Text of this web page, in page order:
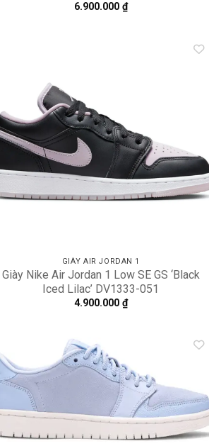
6.900.000 ₫
GIÀY AIR JORDAN 1
Giày Nike Air Jordan 1 Low SE GS ‘Black
Iced Lilac’ DV1333-051
4.900.000 ₫
wishlist